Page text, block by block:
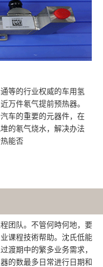
等的行业权威的车用氢
万件氡气提前预热器。
车的重要的元器件，在
的氡气烧水，解决办法
能否
团队。不管何時何地，要
课程技術帮助。沈氏低能
渡期中的繁多业务需求，
的数最多日常进行日期和